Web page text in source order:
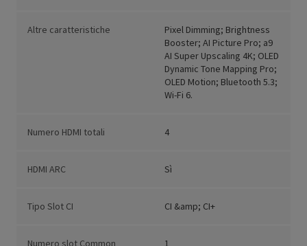
Altre caratteristiche
Pixel Dimming; Brightness
Booster; AI Picture Pro; a9
AI Super Upscaling 4K; OLED
Dynamic Tone Mapping Pro;
OLED Motion; Bluetooth 5.3;
Wi-Fi 6.
Numero HDMI totali 4
HDMI ARC Sì
Tipo Slot CI CI &amp; CI+
Numero slot Common
1